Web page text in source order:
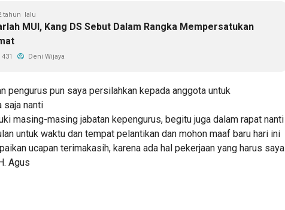
tahun lalu
MUI, Kang DS Sebut Dalam Rangka Mempersatukan
431 Deni Wijaya
pengurus pun saya persilahkan kepada anggota untuk
saja nanti
masing-masing jabatan kepengurus, begitu juga dalam rapat nanti
untuk waktu dan tempat pelantikan dan mohon maaf baru hari ini
ucapan terimakasih, karena ada hal pekerjaan yang harus saya
Agus